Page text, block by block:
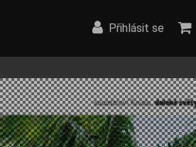
Přihlásit se